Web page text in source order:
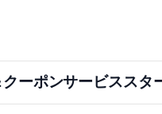
ーポンサービススタ